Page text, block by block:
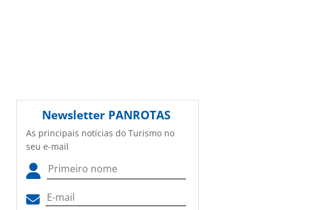
Newsletter PANROTAS
As principais notícias do Turismo no
seu e-mail